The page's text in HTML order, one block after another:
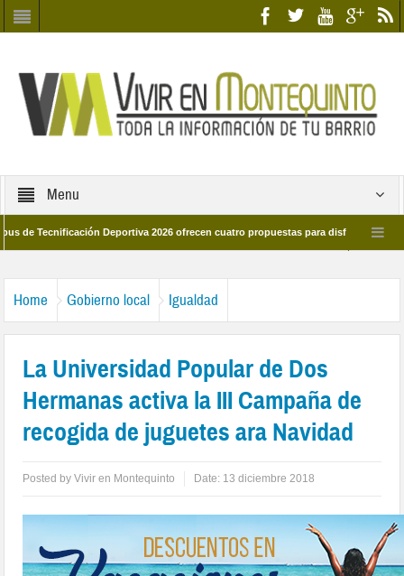
Menu
Deportiva 2026 ofrecen cuatro propuestas para disfrutar del deporte
Home Gobierno local Igualdad
La Universidad Popular de Dos
Hermanas activa la III Campaña de
recogida de juguetes ara Navidad
Posted byVivir en Montequinto Date: 13 diciembre 2018